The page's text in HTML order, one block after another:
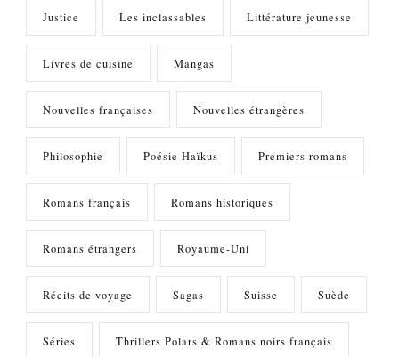
Justice Les inclassables Littérature jeunesse
Livres de cuisine Mangas
Nouvelles françaises Nouvelles étrangères
Philosophie Poésie Haïkus Premiers romans
Romans français Romans historiques
Romans étrangers Royaume-Uni
Récits de voyage Sagas Suisse Suède
Séries Thrillers Polars & Romans noirs français